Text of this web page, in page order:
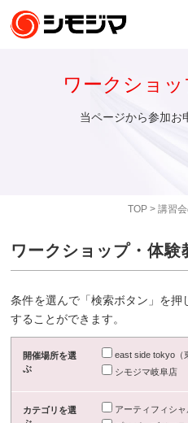
TOP> 講習
ワークショ
当ページから参加お
ワークショップ・体験
条件を選んで「検索ボタン」を
することができます。
開催場所を選
ぶ
east side tokyo（
シモジマ岐阜店
カテゴリを選
アーティフィシ